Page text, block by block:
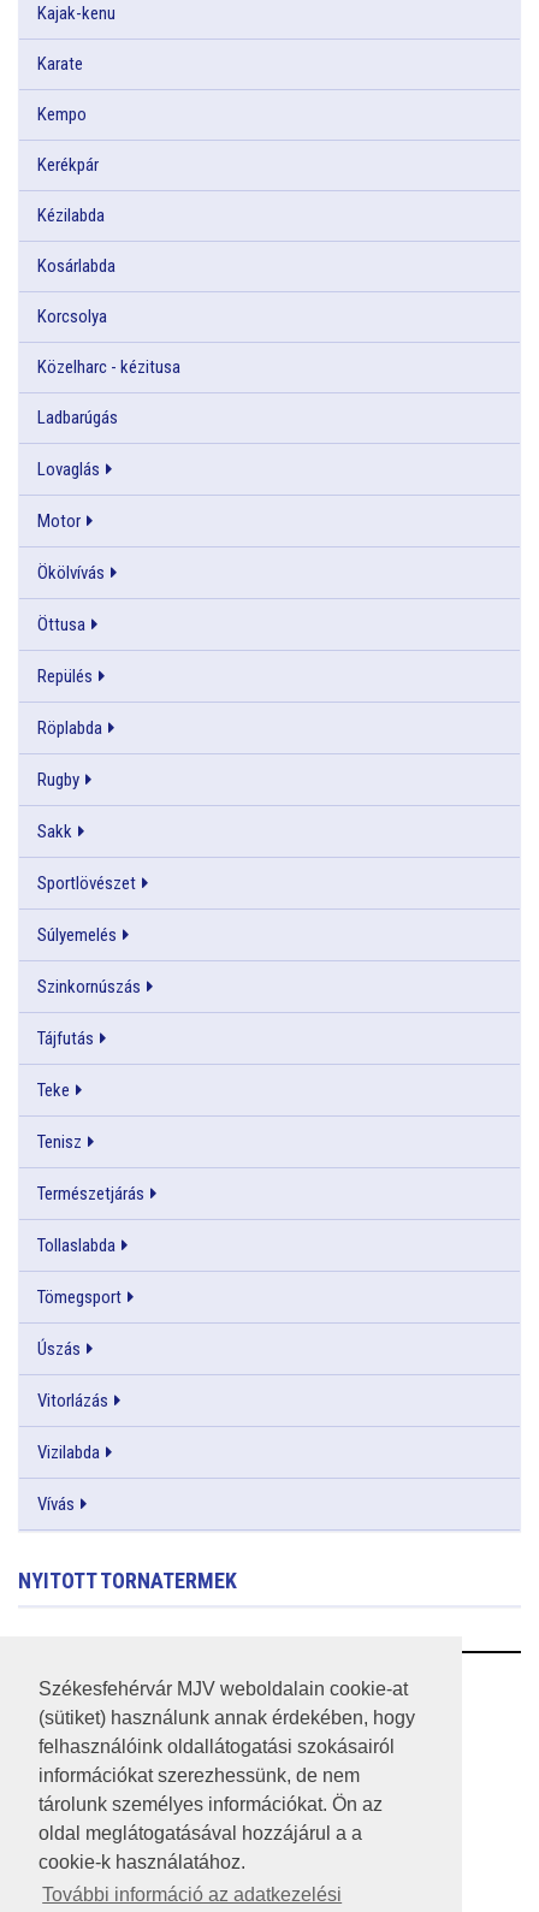
Székesfehérvár MJV weboldalain cookie-at
(sütiket) használunk annak érdekében, hogy
felhasználóink oldallátogatási szokásairól
információkat szerezhessünk, de nem
tárolunk személyes információkat. Ön az
oldal meglátogatásával hozzájárul a a
cookie-k használatához.
További információ az adatkezelési
Kajak-kenu
Karate
Kempo
Kerékpár
Kézilabda
Kosárlabda
Korcsolya
Közelharc - kézitusa
Ladbarúgás
Lovaglás
Motor
Ökölvívás
Öttusa
Repülés
Röplabda
Rugby
Sakk
Sportlövészet
Súlyemelés
Szinkornúszás
Tájfutás
Teke
Tenisz
Természetjárás
Tollaslabda
Tömegsport
Úszás
Vitorlázás
Vizilabda
Vívás
NYITOTT TORNATERMEK
RSS
A HONLAP 2017.03.31-I ÁLLAPOTA
JOGI NYILATKOZAT
IMPRESSZUM